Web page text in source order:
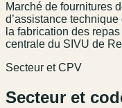
Marché de fournitures
d’assistance
la fabrication des
centrale du SIVU de
Secteur et CPV
Secteur et